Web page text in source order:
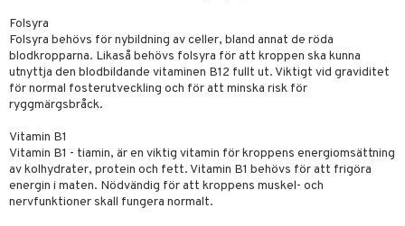
Folsyra
Folsyra behövs för nybildning av celler, bland annat de röda
blodkropparna. Likaså behövs folsyra för att kroppen ska kunna
utnyttja den blodbildande vitaminen B12 fullt ut. Viktigt vid graviditet
för normal fosterutveckling och för att minska risk för
ryggmärgsbråck.
Vitamin B1
Vitamin B1 - tiamin, är en viktig vitamin för kroppens energiomsättning
av kolhydrater, protein och fett. Vitamin B1 behövs för att frigöra
energin i maten. Nödvändig för att kroppens muskel- och
nervfunktioner skall fungera normalt.
utan sol